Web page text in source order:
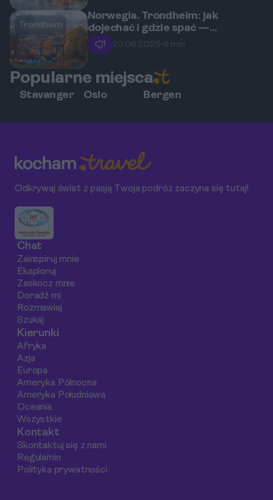
Trondheim
Norwegia. Trondheim: jak
dojechać i gdzie spać —
przejrzysty plan?
1 23.06.2025• 6 min
Popularne miejsca
Stavanger Oslo Bergen
Odkrywaj świat z pasją Twoja podróż zaczyna się tutaj!
Chat
Zainspiruj mnie
Eksploruj
Zaskocz mnie
Doradź mi
Rozmawiaj
Szukaj
Kierunki
Afryka
Azja
Europa
Ameryka Północna
Ameryka Południowa
Oceania
Wszystkie
Kontakt
Skontaktuj się z nami
Regulamin
Polityka prywatności